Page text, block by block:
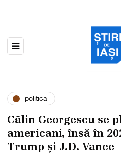
politica
Călin Georgescu se
americani, însă în
Trump și J.D. Vance